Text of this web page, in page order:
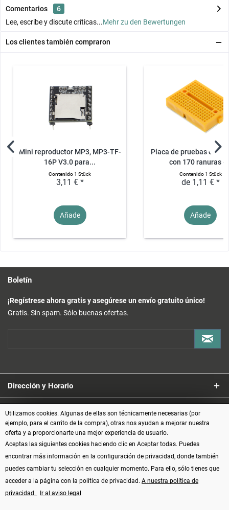
Comentarios
6
Lee, escribe y discute críticas...Mehr zu den Bewertungen
Los clientes también compraron
Mini reproductor MP3, MP3-TF-
16P V3.0 para...
Contenido1 Stück
3,11 € *
Añade
Placa de pruebas en
con 170 ranuras -
Contenido1 Stück
de 1,11 € *
Añade
Boletín
¡Regístrese ahora gratis y asegúrese un envío gratuito único!
Gratis. Sin spam. Sólo buenas ofertas.
Dirección y Horario
Servicio
Información
Formas de pago
Utilizamos cookies. Algunas de ellas son técnicamente necesarias (por
ejemplo, para el carrito de la compra), otras nos ayudan a mejorar nuestra
oferta y a proporcionarte una mejor experiencia de usuario.
Aceptas las siguientes cookies haciendo clic en Aceptar todas. Puedes
encontrar más información en la configuración de privacidad, donde también
puedes cambiar tu selección en cualquier momento. Para ello, sólo tienes que
acceder a la página con la política de privacidad. A nuestra política de
privacidad.
Ir al aviso legal